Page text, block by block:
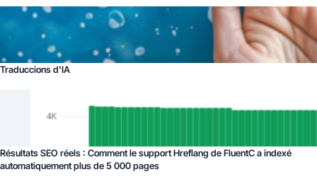
Traduccions d'IA
Résultats SEO réels : Comment le support Hreflang de FluentC a indexé
automatiquement plus de 5 000 pages